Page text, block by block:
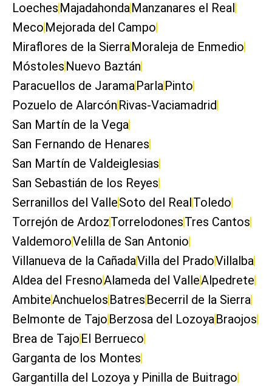
Loeches Majadahonda Manzanares el Real
Meco Mejorada del Campo
Miraflores de la Sierra Moraleja de Enmedio
Móstoles Nuevo Baztán
Paracuellos de Jarama Parla Pinto
Pozuelo de Alarcón Rivas-Vaciamadrid
San Martín de la Vega
San Fernando de Henares
San Martín de Valdeiglesias
San Sebastián de los Reyes
Serranillos del ValleSoto del Real Toledo
Torrejón de ArdozTorrelodonesTres Cantos
ValdemoroVelilla de San Antonio
Villanueva de la CañadaVilla del PradoVillalba
Aldea del FresnoAlameda del ValleAlpedrete
AmbiteAnchuelos Batres Becerril de la Sierra
Belmonte de Tajo Berzosa del Lozoya Braojos
Brea de Tajo El Berrueco
Garganta de los Montes
Gargantilla del Lozoya y Pinilla de Buitrago